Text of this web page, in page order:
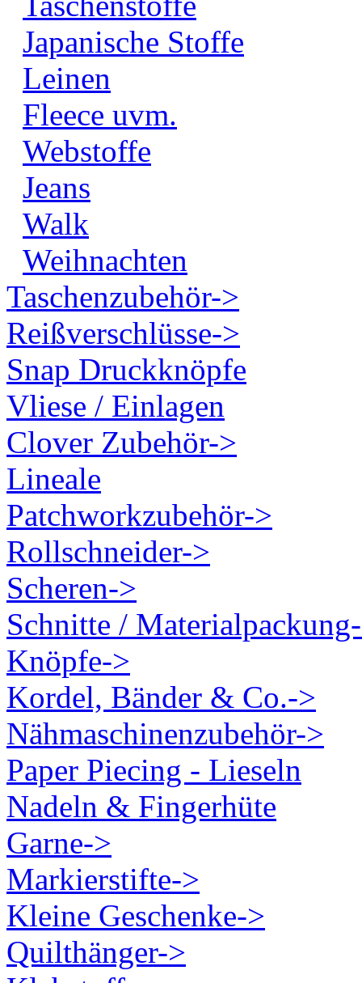
Japanische Stoffe
Leinen
Fleece uvm.
Webstoffe
Jeans
Walk
Weihnachten
Taschenzubehör->
Reißverschlüsse->
Snap Druckknöpfe
Vliese / Einlagen
Clover Zubehör->
Lineale
Patchworkzubehör->
Rollschneider->
Scheren->
Schnitte /
Knöpfe->
Kordel, Bänder & Co.->
Nähmaschinenzubehör->
Paper Piecing - Lieseln
Nadeln & Fingerhüte
Garne->
Markierstifte->
Kleine Geschenke->
Quilthänger->